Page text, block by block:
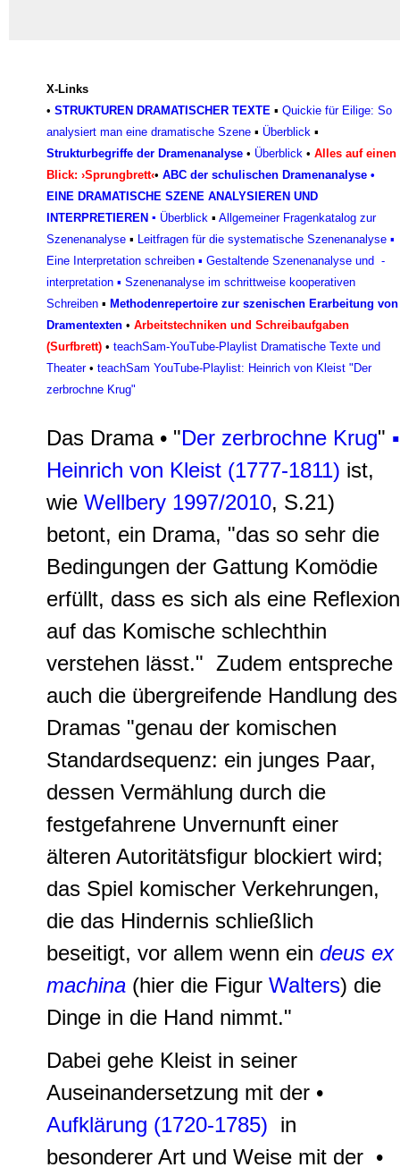
X-Links
• STRUKTUREN DRAMATISCHER TEXTE ▪ Quickie für Eilige: So
analysiert man eine dramatische Szene ▪ Überblick ▪
Strukturbegriffe der Dramenanalyse • Überblick • Alles auf einen
Blick: ›Sprungbrett‹• ABC der schulischen Dramenanalyse •
EINE DRAMATISCHE SZENE ANALYSIEREN UND
INTERPRETIEREN ▪ Überblick ▪ Allgemeiner Fragenkatalog zur
Szenenanalyse ▪ Leitfragen für die systematische Szenenanalyse ▪
Eine Interpretation schreiben ▪ Gestaltende Szenenanalyse und -
interpretation ▪ Szenenanalyse im schrittweise kooperativen
Schreiben ▪ Methodenrepertoire zur szenischen Erarbeitung von
Dramentexten • Arbeitstechniken und Schreibaufgaben
(Surfbrett) • teachSam-YouTube-Playlist Dramatische Texte und
Theater• teachSam YouTube-Playlist: Heinrich von Kleist "Der
zerbrochne Krug"
Das Drama • "Der zerbrochne Krug" ▪
Heinrich von Kleist (1777-1811) ist,
wie Wellbery 1997/2010, S.21)
betont, ein Drama, "das so sehr die
Bedingungen der Gattung Komödie
erfüllt, dass es sich als eine Reflexion
auf das Komische schlechthin
verstehen lässt." Zudem entspreche
auch die übergreifende Handlung des
Dramas "genau der komischen
Standardsequenz: ein junges Paar,
dessen Vermählung durch die
festgefahrene Unvernunft einer
älteren Autoritätsfigur blockiert wird;
das Spiel komischer Verkehrungen,
die das Hindernis schließlich
beseitigt, vor allem wenn ein deus ex
machina (hier die Figur Walters) die
Dinge in die Hand nimmt."
Dabei gehe Kleist in seiner
Auseinandersetzung mit der •
Aufklärung (1720-1785) in
besonderer Art und Weise mit der •